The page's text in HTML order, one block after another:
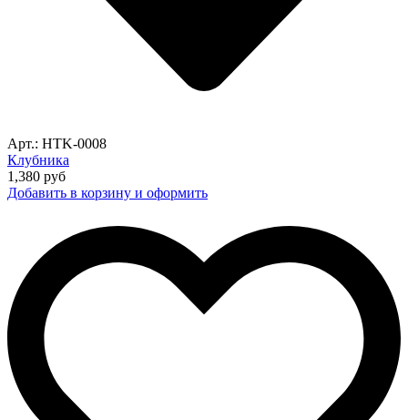
Арт.: HTK-0008
Клубника
1,380 руб
Добавить в корзину и оформить